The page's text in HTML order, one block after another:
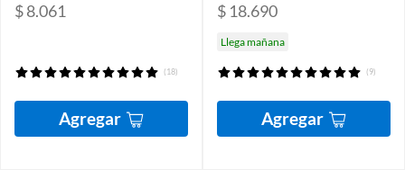
$ 8.061
(18)
Agregar
$ 18.690
Llega mañana
(9)
Agregar